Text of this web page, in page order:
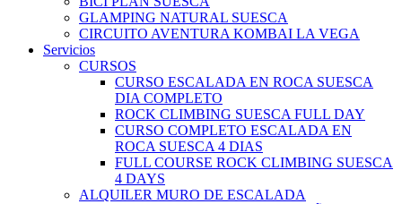
GLAMPING NATURAL SUESCA
CIRCUITO AVENTURA KOMBAI LA VEGA
Servicios
CURSOS
CURSO ESCALADA EN ROCA SUESCA
DIA COMPLETO
ROCK CLIMBING SUESCA FULL DAY
CURSO COMPLETO ESCALADA EN
ROCA SUESCA 4 DIAS
FULL COURSE ROCK CLIMBING SUESCA
4 DAYS
ALQUILER MURO DE ESCALADA